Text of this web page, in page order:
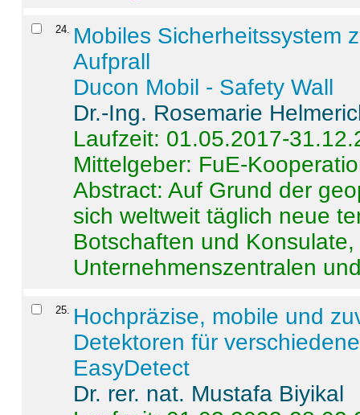
24. Mobiles Sicherheitssystem
Aufprall
Ducon Mobil - Safety Wall
Dr.-Ing. Rosemarie
Laufzeit: 01.05.2017-
Mittelgeber: FuE-
Abstract:Auf Grund der
sich weltweit täglich neue
Botschaften und
Unternehmenszentralen
25. Hochpräzise, mobile und
Detektoren für
EasyDetect
Dr. rer. nat. Mustafa Biyikal